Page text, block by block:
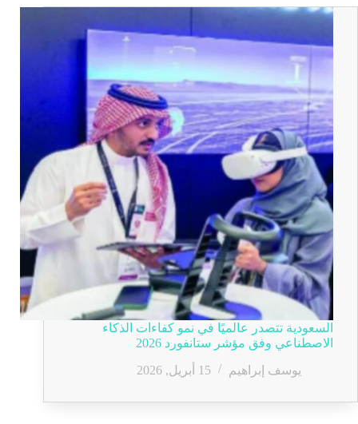
السعودية تتصدر عالميًا في نمو كفاءات الذكاء
الاصطناعي وفق مؤشر ستانفورد 2026
يوسف إبراهيم
15 أبريل, 2026